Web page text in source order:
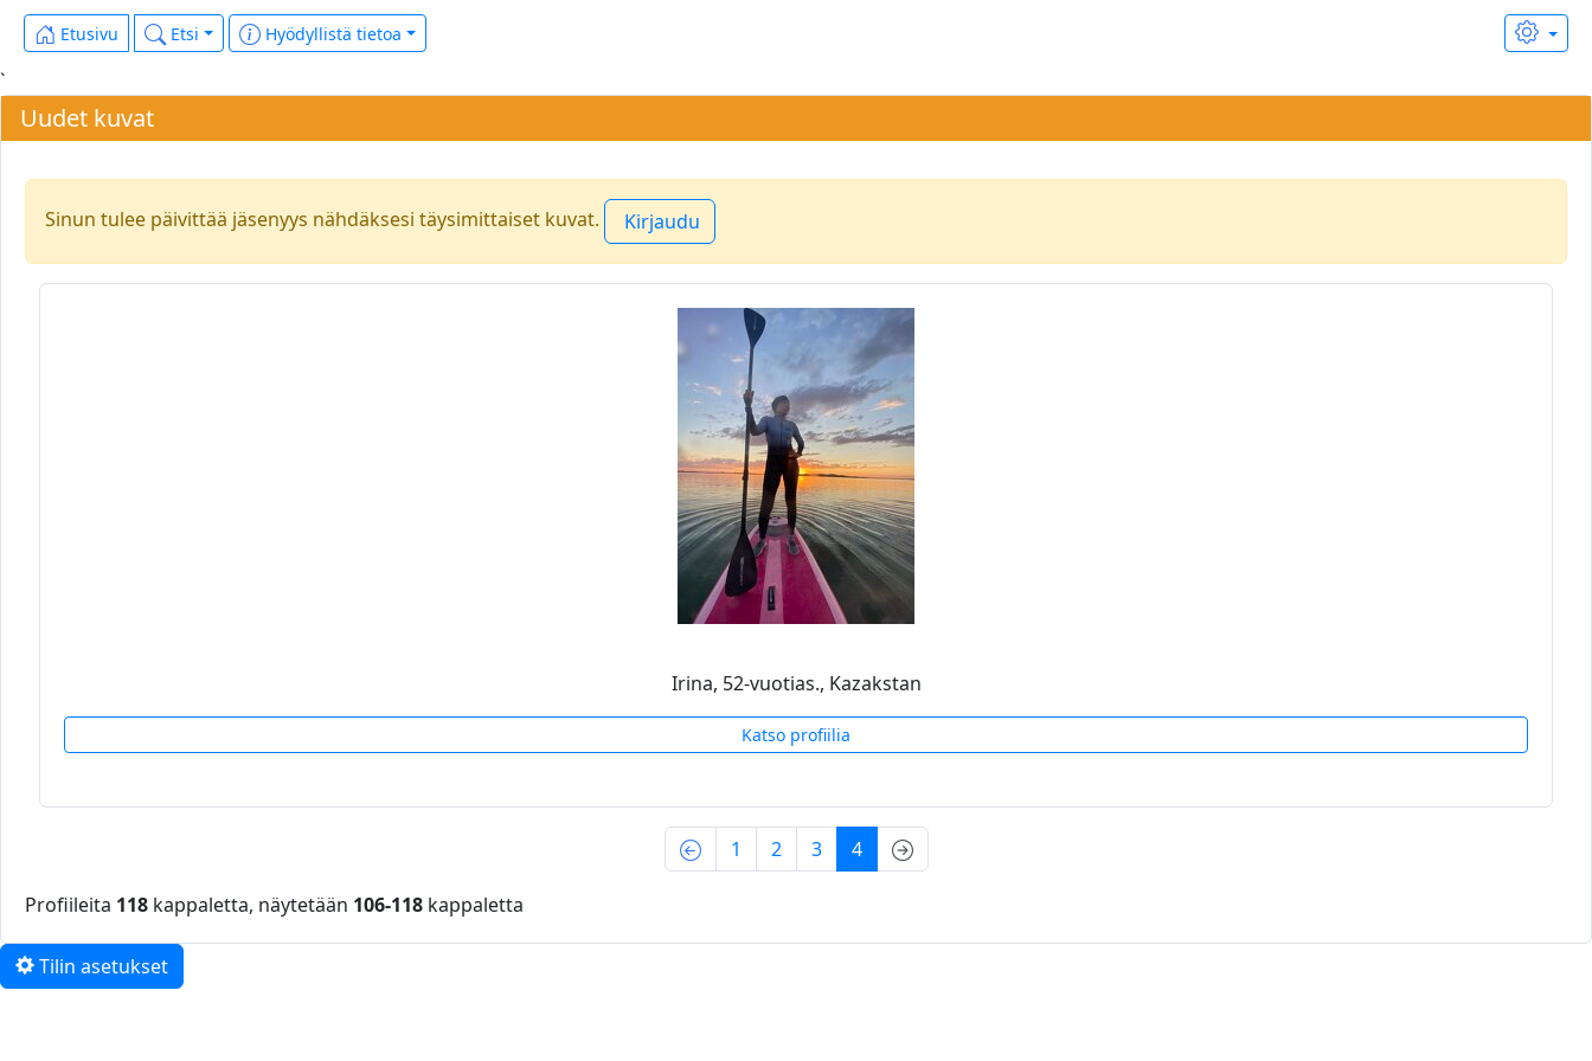
Etusivu Etsi Hyödyllistä tietoa
`
Uudet kuvat
Sinun tulee päivittää jäsenyys nähdäksesi täysimittaiset kuvat. Kirjaudu
Irina, 52-vuotias., Kazakstan
Katso profiilia
1 2 3 4(current)
Profiileita 118 kappaletta, näytetään 106-118 kappaletta
Tilin asetukset